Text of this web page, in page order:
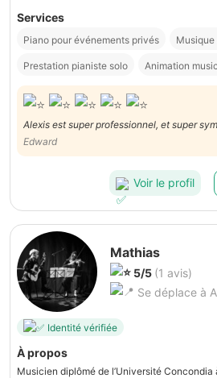
Services
Piano pour événements privés
Prestation pianiste solo Animation
Alexis est super professionnel, et super
quelques jours et a su jouer les 3 morceaux
demandé. On le recommande les yeux
Edward
Voir le profil
Mathias
5/5 (1 avis)
Se déplace à
Identité vérifiée
À propos
Musicien diplômé de l’Université Concondia